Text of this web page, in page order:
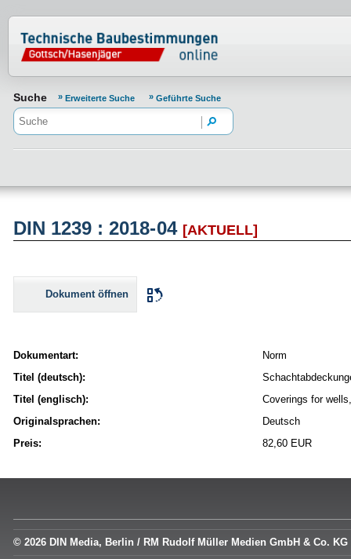
Normenportal Barrierefreiheit
Suche Erweiterte Suche Geführte Suche
DIN 1239 : 2018-04 [AKTUELL]
Dokument öffnen
Dokumentart:
Norm
Titel (deutsch):
Titel (englisch):
Coverings for
Originalsprachen:
Deutsch
Preis:
82,60 EUR
© 2026 DIN Media, Berlin / RM Rudolf Müller Medien GmbH & Co. KG